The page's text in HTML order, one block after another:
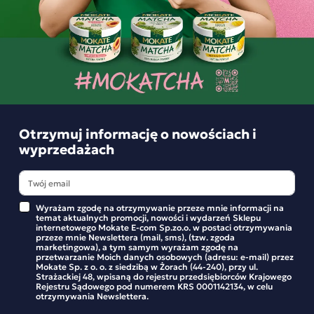
Herbatka rozgrzewająca Loyd Wiśnia z
kakaowcem i chilli 20 torebek
Składniki i wartości odżywcze
Opinie o produkcie
BĄDŹ PIERWSZYM KTÓRY NAPISZE RECENZJĘ
Podobne produkty
Otrzymuj informację o nowościach i
wyprzedażach
Wyrażam zgodę na otrzymywanie przeze mnie informacji na
temat aktualnych promocji, nowości i wydarzeń Sklepu
internetowego Mokate E-com Sp.zo.o. w postaci otrzymywania
przeze mnie Newslettera (mail, sms), (tzw. zgoda
marketingowa), a tym samym wyrażam zgodę na
przetwarzanie Moich danych osobowych (adresu: e-mail) przez
Mokate Sp. z o. o. z siedzibą w Żorach (44-240), przy ul.
Strażackiej 48, wpisaną do rejestru przedsiębiorców Krajowego
Rejestru Sądowego pod numerem KRS 0001142134, w celu
otrzymywania Newslettera.